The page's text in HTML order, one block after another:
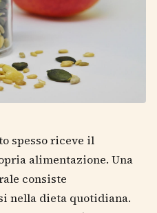
spesso riceve il
alimentazione. Una
consiste
nella dieta quotidiana.